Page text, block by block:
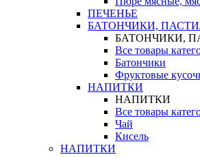
ПЕЧЕНЬЕ
БАТОНЧИКИ,
БАТОНЧИКИ,
Все товары
Батончики
Фруктовые
НАПИТКИ
НАПИТКИ
Все товары
Чай
Кисель
НАПИТКИ